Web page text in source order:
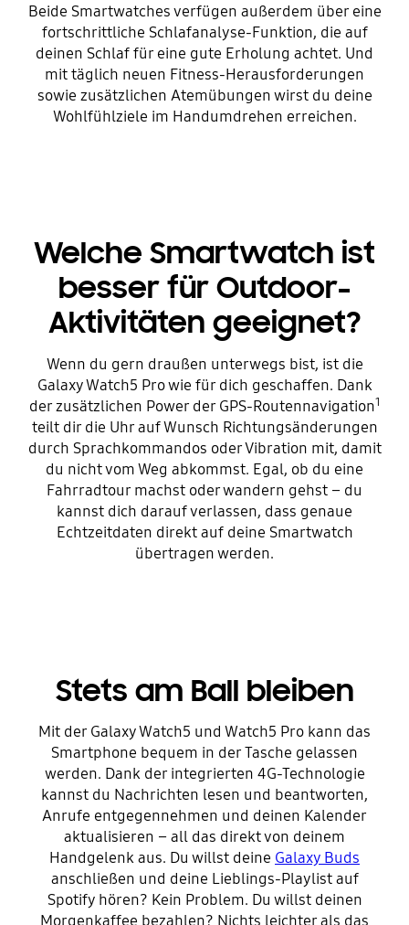
Beide Smartwatches verfügen außerdem über eine
fortschrittliche Schlafanalyse-Funktion, die auf
deinen Schlaf für eine gute Erholung achtet. Und
mit täglich neuen Fitness-Herausforderungen
sowie zusätzlichen Atemübungen wirst du deine
Wohlfühlziele im Handumdrehen erreichen.
Welche Smartwatch ist
besser für Outdoor-
Aktivitäten geeignet?
Wenn du gern draußen unterwegs bist, ist die
Galaxy Watch5 Pro wie für dich geschaffen. Dank
der zusätzlichen Power der GPS-Routennavigation1
teilt dir die Uhr auf Wunsch Richtungsänderungen
durch Sprachkommandos oder Vibration mit, damit
du nicht vom Weg abkommst. Egal, ob du eine
Fahrradtour machst oder wandern gehst – du
kannst dich darauf verlassen, dass genaue
Echtzeitdaten direkt auf deine Smartwatch
übertragen werden.
Stets am Ball bleiben
Mit der Galaxy Watch5 und Watch5 Pro kann das
Smartphone bequem in der Tasche gelassen
werden. Dank der integrierten 4G-Technologie
kannst du Nachrichten lesen und beantworten,
Anrufe entgegennehmen und deinen Kalender
aktualisieren – all das direkt von deinem
Handgelenk aus. Du willst deine Galaxy Buds
anschließen und deine Lieblings-Playlist auf
Spotify hören? Kein Problem. Du willst deinen